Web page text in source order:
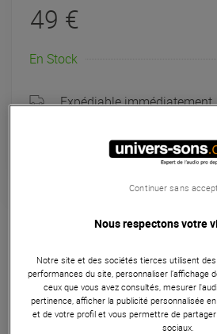
49 €
En Stock
Expédiable immédiatement
à Univers-sons
Le Gator G-Mixerbag-1815 Mixer
transport rembourré, de 470 x 381 x
extérieure en nylon, idéal pour
Nous respectons votre
Notre site et des sociétés tierces utilisent
performances du site, personnaliser l’affichage
ceux que vous avez consultés, mesurer
pertinence, afficher la publicité personnalisée
et de votre profil et vous permettre de
sociaux.
Continuer sans